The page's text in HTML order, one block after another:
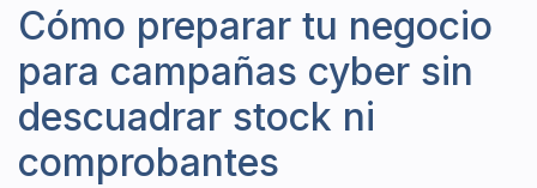
Cómo preparar tu negocio
para campañas cyber sin
descuadrar stock ni
comprobantes